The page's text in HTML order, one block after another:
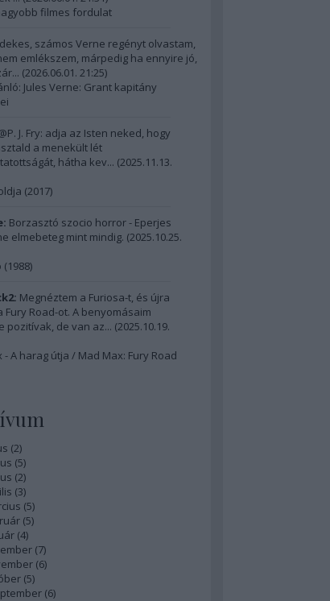
filmes fordulat
számos Verne regényt olvastam,
emlékszem, márpedig ha ennyire jó,
(2026.06.01. 21:25)
Jules Verne: Grant kapitány
J. Fry: adja az Isten neked, hogy
a menekült lét
hátha kev... (2025.11.13.
(2017)
Borzasztó szocio horror - Eperjes
elmebeteg mint mindig. (2025.10.25.
Megnéztem a Furiosa-t, és újra
Fury Road-ot. A benyomásaim
pozitívak, de van az... (2025.10.19.
- A harag útja / Mad Max: Fury Road
(2)
(5)
(2)
(3)
(5)
(5)
(4)
(7)
(6)
(5)
(6)